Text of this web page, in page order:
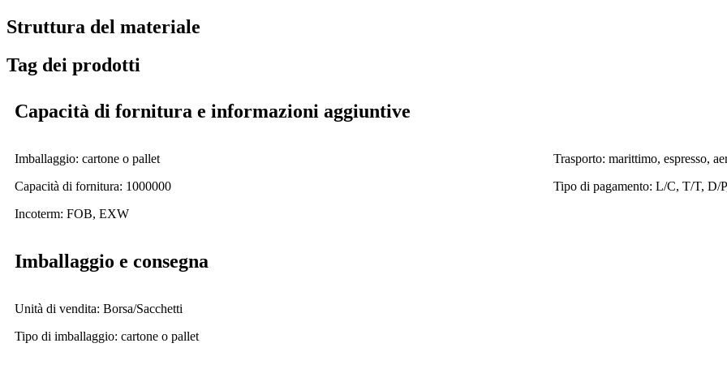
Struttura del materiale
Tag dei prodotti
Capacità di fornitura e informazioni aggiuntive
Imballaggio: cartone o pallet
Capacità di fornitura: 1000000
Incoterm: FOB, EXW
Trasporto: marittimo, espresso,
Tipo di pagamento: L/C, T/T, D/
Imballaggio e consegna
Unità di vendita: Borsa/Sacchetti
Tipo di imballaggio: cartone o pallet